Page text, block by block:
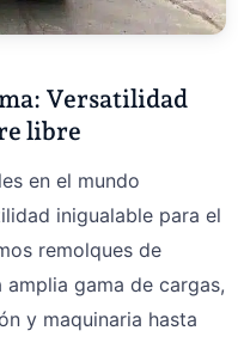
Versatilidad
libre
en el mundo
inigualable para el
remolques de
gama de cargas,
y maquinaria hasta